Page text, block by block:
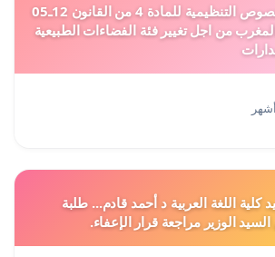
دعم ملف تفعيل النصوص التنظيمية للمادة 4 من القانون 12ـ05
من اجل تغيير فئة الفضاءات الطبيعية
كلية اللغة العربية د أحمد قادم... طلبة
الوزير مراجعة قرار الإعفاء.